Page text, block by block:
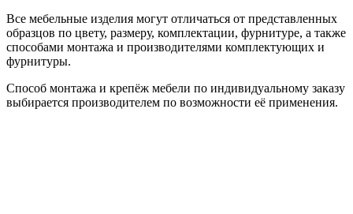
Все мебельные изделия могут отличаться от представленных
образцов по цвету, размеру, комплектации, фурнитуре, а также
способами монтажа и производителями комплектующих и
фурнитуры.
Способ монтажа и крепёж мебели по индивидуальному заказу
выбирается производителем по возможности её применения.